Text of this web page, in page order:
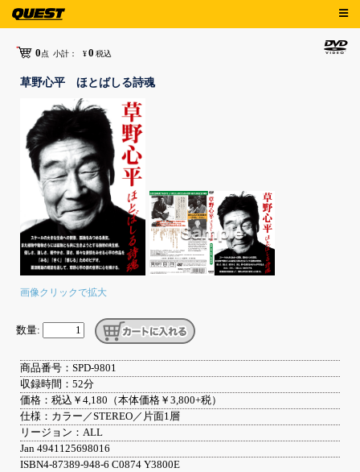
0点 小計： ¥0 税込
草野心平 ほとばしる詩魂
画像クリックで拡大
数量:
商品番号：SPD-9801
収録時間：52分
価格：税込￥4,180（本体価格￥3,800+税）
仕様：カラー／STEREO／片面1層
リージョン：ALL
Jan 4941125698016
ISBN4-87389-948-6 C0874 Y3800E